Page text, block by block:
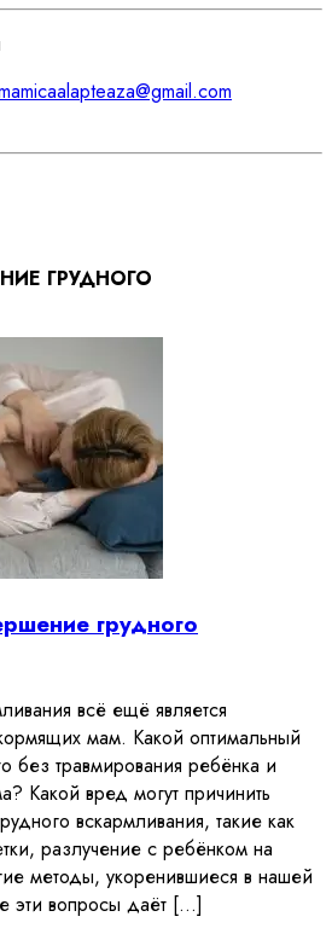
ГРУДНОГО
грудного
всё ещё является
мам. Какой оптимальный
без травмирования ребёнка и
Какой вред могут причинить
вскармливания, такие как
разлучение с ребёнком на
методы, укоренившиеся в нашей
эти вопросы даёт […]